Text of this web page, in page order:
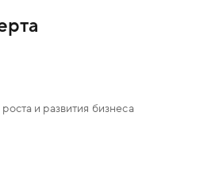
и развития бизнеса